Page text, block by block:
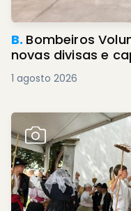
B. Bombeiros
novas divisas e
1 agosto 2026